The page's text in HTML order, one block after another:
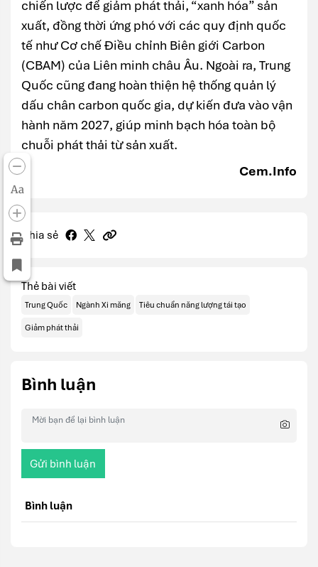
Aa
chiến lược để giảm phát thải, “xanh hóa” sản
xuất, đồng thời ứng phó với các quy định quốc
tế như Cơ chế Điều chỉnh Biên giới Carbon
(CBAM) của Liên minh châu Âu. Ngoài ra, Trung
Quốc cũng đang hoàn thiện hệ thống quản lý
dấu chân carbon quốc gia, dự kiến đưa vào vận
hành năm 2027, giúp minh bạch hóa toàn bộ
chuỗi phát thải từ sản xuất.
Cem.Info
Chia sẻ
Thẻ bài viết
Trung Quốc Ngành Xi măng Tiêu chuẩn năng lượng tái tạo
Giảm phát thải
Bình luận
Gửi bình luận
Bình luận